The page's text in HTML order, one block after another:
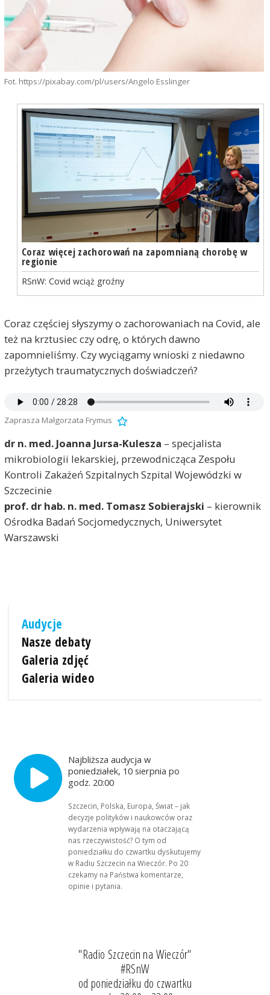
Fot. https://pixabay.com/pl/users/Angelo Esslinger
Coraz więcej zachorowań na zapomnianą chorobę w
regionie
RSnW: Covid wciąż groźny
Coraz częściej słyszymy o zachorowaniach na Covid, ale
też na krztusiec czy odrę, o których dawno
zapomnieliśmy. Czy wyciągamy wnioski z niedawno
przeżytych traumatycznych doświadczeń?
Zaprasza Małgorzata Frymus
dr n. med. Joanna Jursa-Kulesza – specjalista
mikrobiologii lekarskiej, przewodnicząca Zespołu
Kontroli Zakażeń Szpitalnych Szpital Wojewódzki w
Szczecinie
prof. dr hab. n. med. Tomasz Sobierajski – kierownik
Ośrodka Badań Socjomedycznych, Uniwersytet
Warszawski
Audycje
Nasze debaty
Galeria zdjęć
Galeria wideo
Najbliższa audycja w
poniedziałek, 10 sierpnia po
godz. 20:00
Szczecin, Polska, Europa, Świat – jak
decyzje polityków i naukowców oraz
wydarzenia wpływają na otaczającą
nas rzeczywistość? O tym od
poniedziałku do czwartku dyskutujemy
w Radiu Szczecin na Wieczór. Po 20
czekamy na Państwa komentarze,
opinie i pytania.
"Radio Szczecin na Wieczór"
#RSnW
od poniedziałku do czwartku